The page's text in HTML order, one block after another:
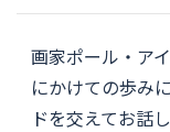
画家ポール・ア
にかけての歩み
ドを交えてお話し